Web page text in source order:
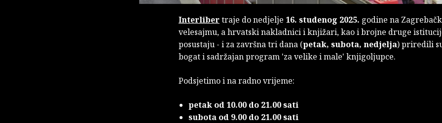
Interlibertraje do nedjelje 16. studenog 2025. godine na
velesajmu, a hrvatski nakladnici i knjižari, kao i brojne druge
posustaju - i za završna tri dana (petak, subota, nedjelja) priredili
bogat i sadržajan program 'za velike i male' knjigoljupce.
Podsjetimo i na radno vrijeme:
petak od 10.00 do 21.00 sati
subota od 9.00 do 21.00 sati